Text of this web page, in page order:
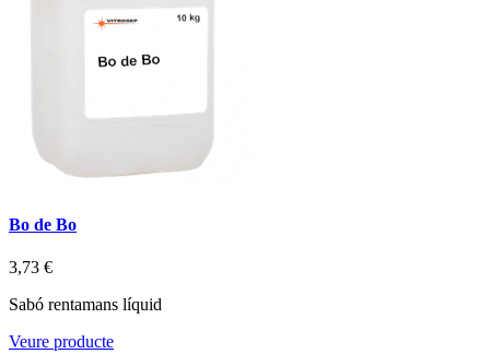
Bo de Bo
3,73 €
Sabó rentamans líquid
Veure producte